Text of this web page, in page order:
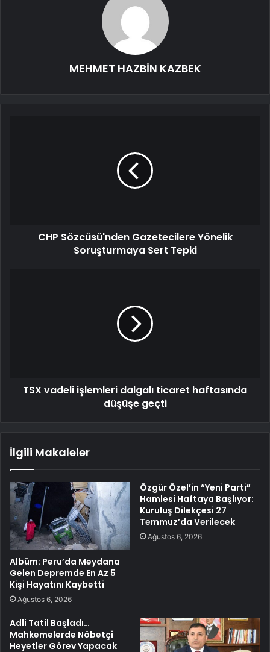
MEHMET HAZBİN KAZBEK
CHP Sözcüsü'nden Gazetecilere Yönelik
Soruşturmaya Sert Tepki
TSX vadeli işlemleri dalgalı ticaret haftasında
düşüşe geçti
İlgili Makaleler
Albüm: Peru’da Meydana
Gelen Depremde En Az 5
Kişi Hayatını Kaybetti
Ağustos 6, 2026
Özgür Özel’in “Yeni Parti”
Hamlesi Haftaya Başlıyor:
Kuruluş Dilekçesi 27
Temmuz’da Verilecek
Ağustos 6, 2026
Adli Tatil Başladı…
Mahkemelerde Nöbetçi
Heyetler Görev Yapacak